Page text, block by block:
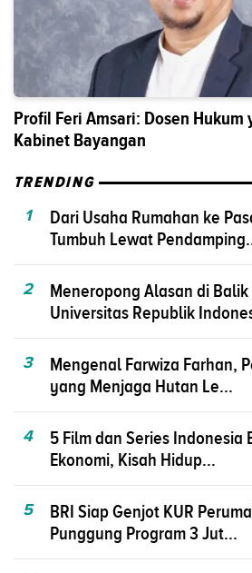
Profil Feri Amsari: Dosen
Kabinet Bayangan
TRENDING
1
Dari Usaha Rumahan ke
Tumbuh Lewat
2
Meneropong Alasan di Balik
Universitas Republik
3
Mengenal Farwiza Farhan,
yang Menjaga Hutan Le...
4
5 Film dan Series Indonesia
Ekonomi, Kisah Hidup...
5
BRI Siap Genjot KUR
Punggung Program 3 Jut...